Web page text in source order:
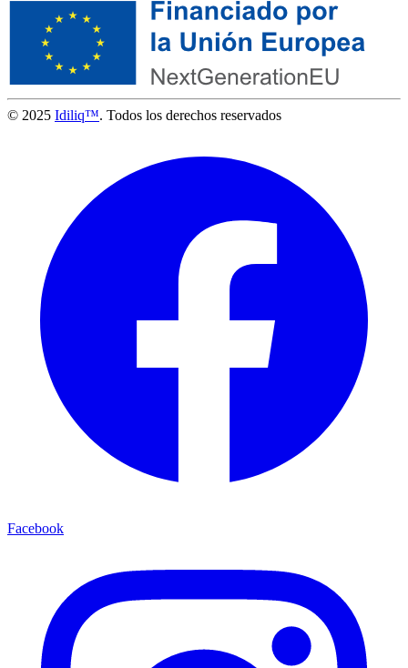
© 2025 Idiliq™. Todos los derechos reservados
Facebook